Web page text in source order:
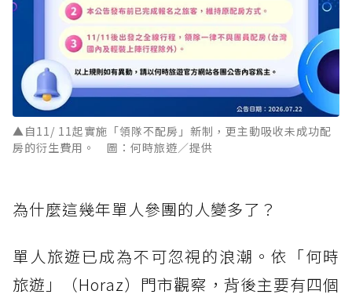
▲自11/ 11起實施「領隊不配房」新制，更主動吸收未成功配
房的衍生費用。 圖：何時旅遊／提供
為什麼這幾年單人參團的人變多了？
單人旅遊已成為不可忽視的浪潮。依「何時
旅遊」（Horaz）門市觀察，背後主要有四個